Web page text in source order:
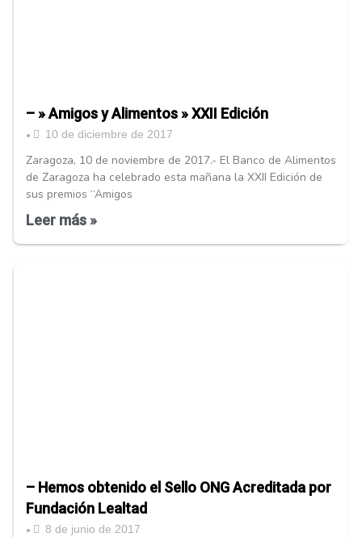
– » Amigos y Alimentos » XXII Edición
• 10 de diciembre de 2017
Zaragoza, 10 de noviembre de 2017.- El Banco de Alimentos
de Zaragoza ha celebrado esta mañana la XXII Edición de
sus premios “Amigos
Leer más »
– Hemos obtenido el Sello ONG Acreditada por
Fundación Lealtad
• 8 de junio de 2017